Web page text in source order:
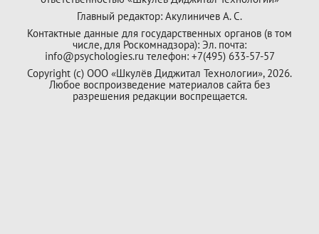
Главный редактор: Акулиничев А. С.
Контактные данные для государственных органов (в том
числе, для Роскомнадзора): Эл. почта:
info@psychologies.ru телефон: +7(495) 633-57-57
Copyright (с) ООО «Шкулёв Диджитал Технологии», 2026.
Любое воспроизведение материалов сайта без
разрешения редакции воспрещается.